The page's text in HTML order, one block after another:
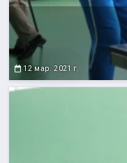
12 мар. 2021 г.